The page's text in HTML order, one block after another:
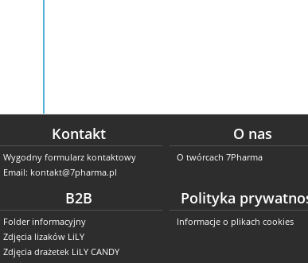
Kontakt
Wygodny formularz kontaktowy
Email: kontakt@7pharma.pl
O nas
O twórcach 7Pharma
B2B
Folder informacyjny
Zdjęcia lizaków LiLY
Zdjęcia drażetek LiLY CANDY
Polityka
Informacje o plikach cookies